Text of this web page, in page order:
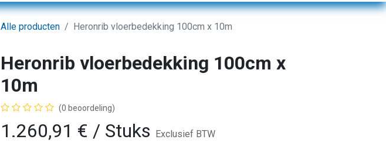
Alle producten Heronrib vloerbedekking 100cm x 10m
Heronrib vloerbedekking 100cm x
10m
(0 beoordeling)
1.260,91 € / Stuks Exclusief BTW